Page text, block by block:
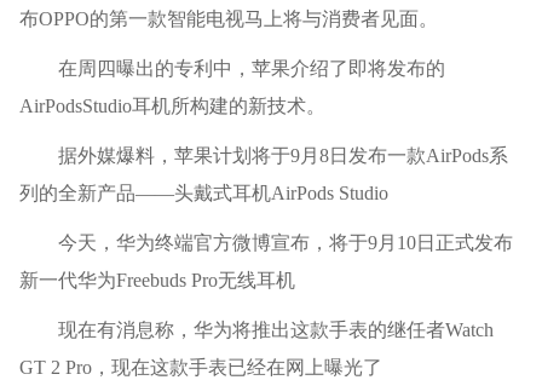
布OPPO的第一款智能电视马上将与消费者见面。
在周四曝出的专利中，苹果介绍了即将发布的
AirPodsStudio耳机所构建的新技术。
据外媒爆料，苹果计划将于9月8日发布一款AirPods系
列的全新产品——头戴式耳机AirPods Studio
今天，华为终端官方微博宣布，将于9月10日正式发布
新一代华为Freebuds Pro无线耳机
现在有消息称，华为将推出这款手表的继任者Watch
GT 2 Pro，现在这款手表已经在网上曝光了